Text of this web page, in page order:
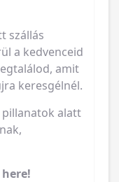
szállás
a kedvenceid
amit
keresgélnél.
alatt